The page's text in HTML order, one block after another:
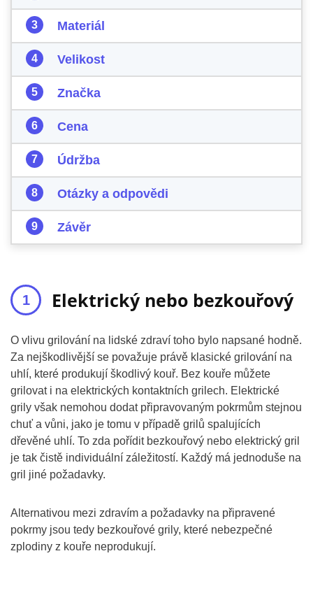
Materiál
Velikost
Značka
Cena
Údržba
Otázky a odpovědi
Závěr
Elektrický nebo bezkouřový
O vlivu grilování na lidské zdraví toho bylo napsané hodně.
Za nejškodlivější se považuje právě klasické grilování na
uhlí, které produkují škodlivý kouř. Bez kouře můžete
grilovat i na elektrických kontaktních grilech. Elektrické
grily však nemohou dodat připravovaným pokrmům stejnou
chuť a vůni, jako je tomu v případě grilů spalujících
dřevěné uhlí. To zda pořídit bezkouřový nebo elektrický gril
je tak čistě individuální záležitostí. Každý má jednoduše na
gril jiné požadavky.
Alternativou mezi zdravím a požadavky na připravené
pokrmy jsou tedy bezkouřové grily, které nebezpečné
zplodiny z kouře neprodukují.